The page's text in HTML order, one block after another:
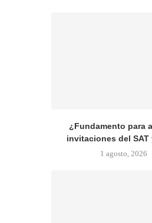
¿Fundamento para
invitaciones del SAT
1 agosto, 2026